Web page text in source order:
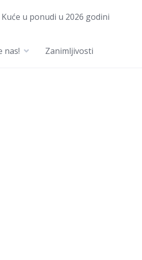
Kuće u ponudi u 2026 godini
nas! Zanimljivosti